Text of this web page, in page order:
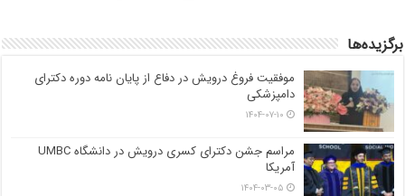
برگزیده‌ها
موفقیت فروغ درویش در دفاع از پایان نامه دوره دکترای
دامپزشکی
۱۴۰۴-۰۷-۱۰
مراسم جشن دکترای کسری درویش در دانشگاه UMBC
آمریکا
۱۴۰۴-۰۳-۰۵